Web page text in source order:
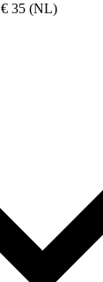
35 (NL)